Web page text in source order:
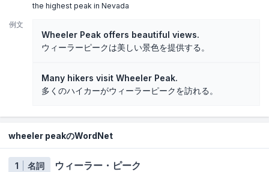
the highest peak in Nevada
例文
Wheeler Peak offers beautiful views.
ウィーラーピークは美しい景色を提供する。
Many hikers visit Wheeler Peak.
多くのハイカーがウィーラーピークを訪れる。
wheeler peakのWordNet
1 名詞 ウィーラー・ピーク